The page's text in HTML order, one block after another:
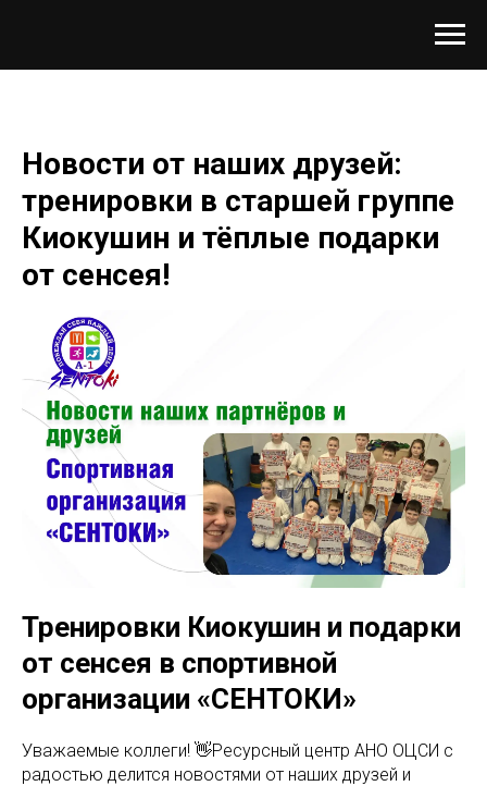
Новости от наших друзей:
тренировки в старшей группе
Киокушин и тёплые подарки
от сенсея!
Тренировки Киокушин и подарки
от сенсея в спортивной
организации «СЕНТОКИ»
Уважаемые коллеги! 👋Ресурсный центр АНО ОЦСИ с
радостью делится новостями от наших друзей и